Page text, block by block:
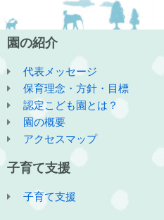
園の紹介
代表メッセージ
保育理念・方針・目標
認定こども園とは？
園の概要
アクセスマップ
子育て支援
子育て支援